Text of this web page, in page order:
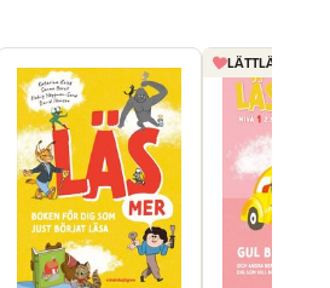
LÄTTLÄST 3